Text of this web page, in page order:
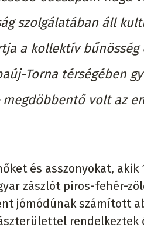
szolgálatában áll
a kollektív
Torna térségében
volt az
és asszonyokat, akik
zászlót piros-fehér-
jómódúnak számított
rendelkeztek